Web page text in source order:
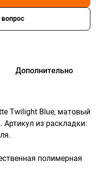
Дополнительно
Twilight Blue, матовый
Артикул из раскладки:
полимерная